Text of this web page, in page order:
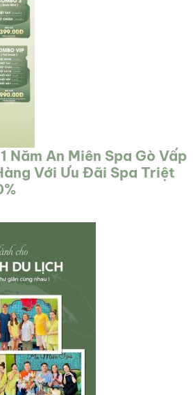
Năm An Miên Spa Gò Vấp
Với Ưu Đãi Spa Triệt